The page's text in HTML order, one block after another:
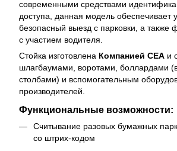
современными средствами
доступа, данная модель обеспечивает
безопасный выезд с парковки, а также
с участием водителя.
Стойка изготовлена Компанией СЕА и
шлагбаумами, воротами, боллардами
столбами) и вспомогательным
производителей.
Функциональные возможности:
Считывание разовых бумажных
со штрих-кодом